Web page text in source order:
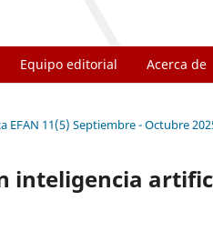
Equipo editorial Acerca de
EFAN 11(5) Septiembre - Octubre
inteligencia